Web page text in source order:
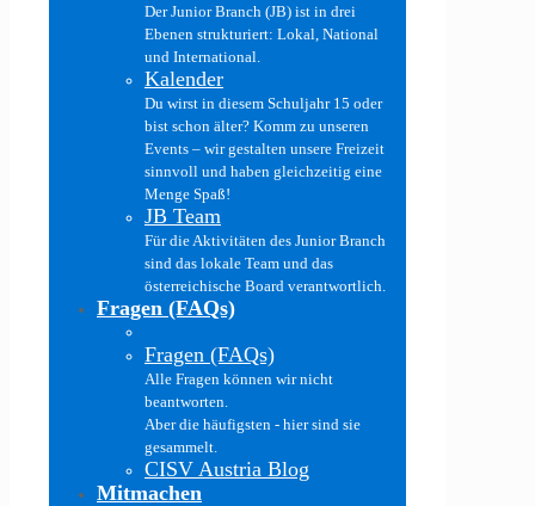
Der Junior Branch (JB) ist in drei
Ebenen strukturiert: Lokal, National
und International.
Kalender
Du wirst in diesem Schuljahr 15 oder
bist schon älter? Komm zu unseren
Events – wir gestalten unsere Freizeit
sinnvoll und haben gleichzeitig eine
Menge Spaß!
JB Team
Für die Aktivitäten des Junior Branch
sind das lokale Team und das
österreichische Board verantwortlich.
Fragen (FAQs)
Fragen (FAQs)
Alle Fragen können wir nicht
beantworten.
Aber die häufigsten - hier sind sie
gesammelt.
CISV Austria Blog
Mitmachen